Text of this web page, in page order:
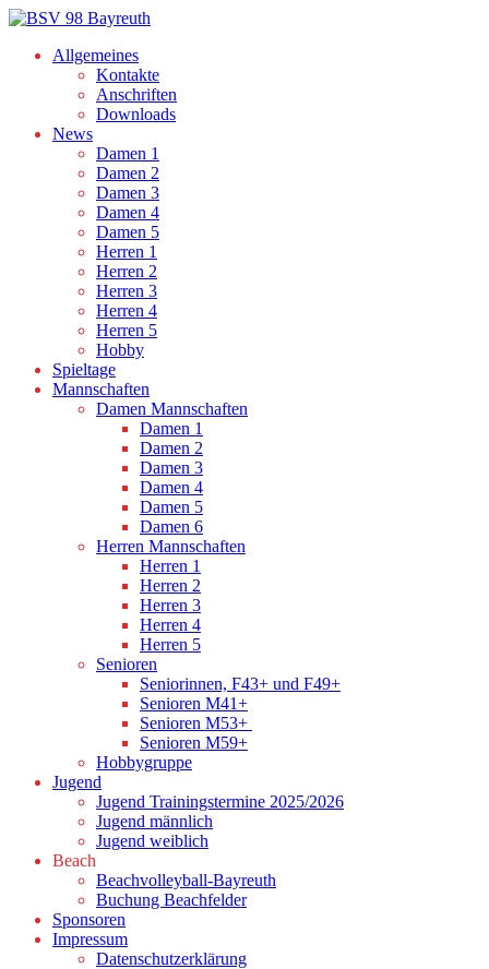
Allgemeines
Kontakte
Anschriften
Downloads
News
Damen 1
Damen 2
Damen 3
Damen 4
Damen 5
Herren 1
Herren 2
Herren 3
Herren 4
Herren 5
Hobby
Spieltage
Mannschaften
Damen Mannschaften
Damen 1
Damen 2
Damen 3
Damen 4
Damen 5
Damen 6
Herren Mannschaften
Herren 1
Herren 2
Herren 3
Herren 4
Herren 5
Senioren
Seniorinnen, F43+ und F49+
Senioren M41+
Senioren M53+
Senioren M59+
Hobbygruppe
Jugend
Jugend Trainingstermine 2025/2026
Jugend männlich
Jugend weiblich
Beach
Beachvolleyball-Bayreuth
Buchung Beachfelder
Sponsoren
Impressum
Datenschutzerklärung